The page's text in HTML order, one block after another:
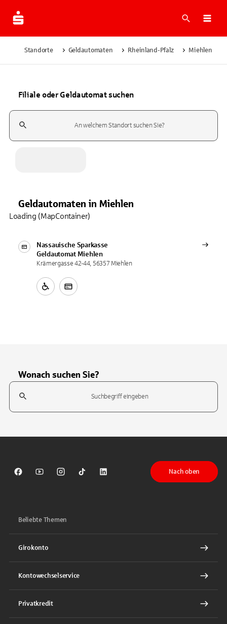
Suche
Standorte Geldautomaten Rheinland-Pfalz Miehlen
Filiale oder Geldautomat suchen
Suchfeld
Geldautomaten in Miehlen
Nassauische Sparkasse
Geldautomat Miehlen
Krämergasse 42-44, 56357 Miehlen
Loading (MapContainer)
Wonach suchen Sie?
Suchfeld
Sparkasse auf Facebook
Sparkasse auf Youtube
Sparkasse auf Instagram
Sparkasse auf TikTok
Sparkasse auf LinkedIn
Nach oben
Beliebte Themen
Girokonto
Kontowechselservice
Privatkredit